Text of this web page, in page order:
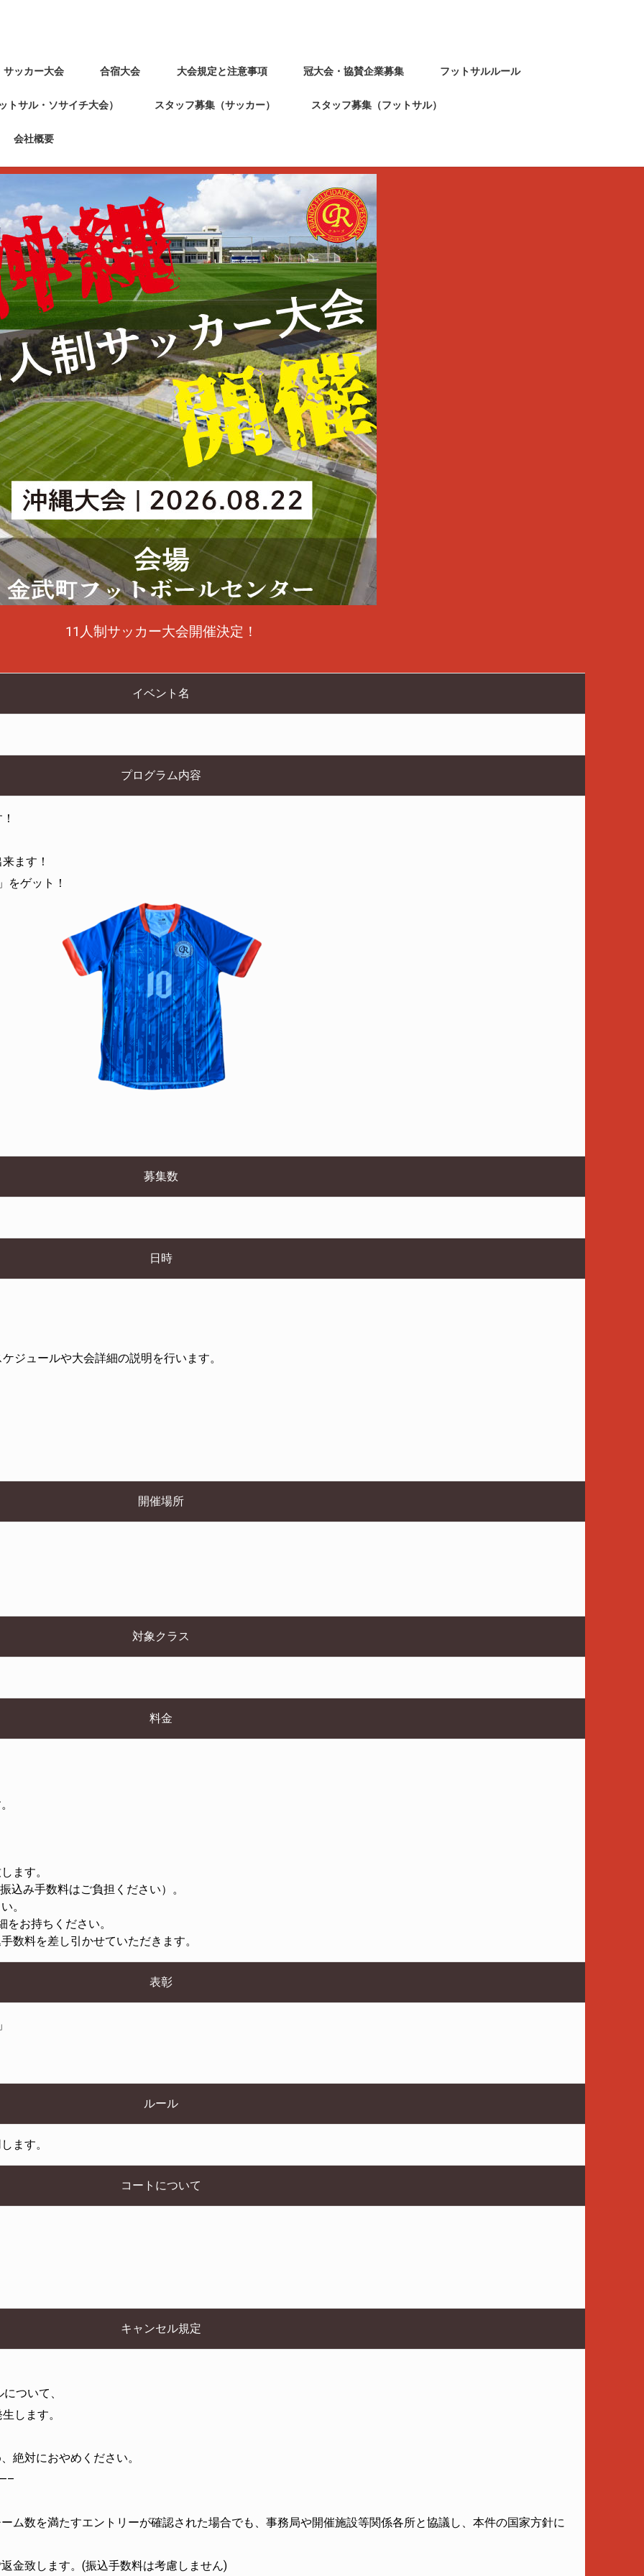
サッカー大会 合宿大会 大会規定と注意事項 冠大会・協賛企業募集 フットサルルール
トサル・ソサイチ大会） スタッフ募集（サッカー） スタッフ募集（フットサル）
会社概要
11人制サッカー大会開催決定！
イベント名
プログラム内容
ます！
」をゲット！
募集数
日時
ジュールや大会詳細の説明を行います。
開催場所
対象クラス
料金
ます。
込み手数料はご負担ください）。
。
お持ちください。
数料を差し引かせていただきます。
表彰
ルール
ます。
コートについて
キャンセル規定
ついて、
します。
絶対におやめください。
ム数を満たすエントリーが確認された場合でも、事務局や開催施設等関係各所と協議し、本件の国家方針に
金致します。(振込手数料は考慮しません)